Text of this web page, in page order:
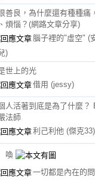
善良，為什麼還有種種痛
煩惱？(網路文章分享)
腦子裡的"虛空" (
)
世上的光
借用 (jessy)
人活著到底是為了什麼？
法師
利己利他 (傑克33)
喚
一切都是內在的